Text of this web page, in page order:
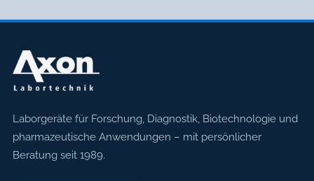
Axon Labortechnik
Laborgeräte für Forschung, Diagnostik, Biotechnologie und
pharmazeutische Anwendungen – mit persönlicher
Beratung seit 1989.